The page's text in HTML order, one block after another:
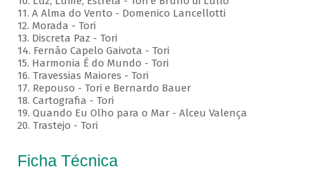
11. A Alma do Vento - Domenico Lancellotti
12. Morada - Tori
13. Discreta Paz - Tori
14. Fernão Capelo Gaivota - Tori
15. Harmonia É do Mundo - Tori
16. Travessias Maiores - Tori
17. Repouso - Tori e Bernardo Bauer
⁠18. Cartografia - Tori
19. Quando Eu Olho para o Mar - Alceu Valença
20. Trastejo - Tori
Ficha Técnica